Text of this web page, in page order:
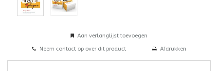
Aan verlanglijst toevoegen
Neem contact op over dit product Afdrukken